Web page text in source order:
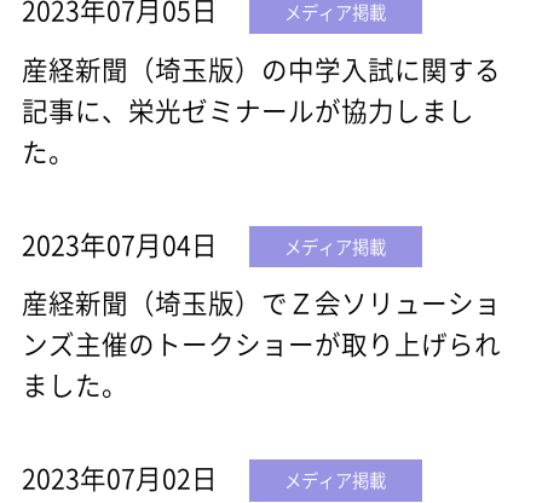
2023年07月05日 メディア掲載
産経新聞（埼玉版）の中学入試に関する
記事に、栄光ゼミナールが協力しまし
た。
2023年07月04日 メディア掲載
産経新聞（埼玉版）でＺ会ソリューショ
ンズ主催のトークショーが取り上げられ
ました。
2023年07月02日 メディア掲載